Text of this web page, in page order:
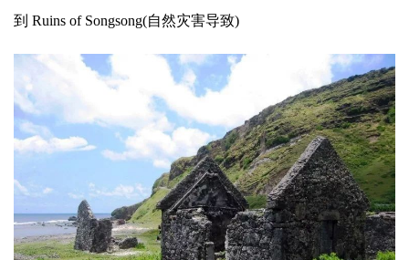
到 Ruins of Songsong(自然灾害导致)